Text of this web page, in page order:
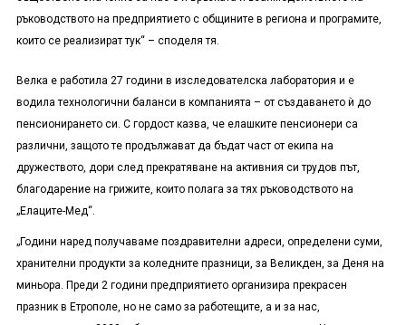
ръководството на предприятието с общините в региона и програмите,
които се реализират тук“ – споделя тя.
Велка е работила 27 години в изследователска лаборатория и е
водила технологични баланси в компанията – от създаването ѝ до
пенсионирането си. С гордост казва, че елашките пенсионери са
различни, защото те продължават да бъдат част от екипа на
дружеството, дори след прекратяване на активния си трудов път,
благодарение на грижите, които полага за тях ръководството на
„Елаците-Мед“.
„Години наред получаваме поздравителни адреси, определени суми,
хранителни продукти за коледните празници, за Великден, за Деня на
миньора. Преди 2 години предприятието организира прекрасен
празник в Етрополе, но не само за работещите, а и за нас,